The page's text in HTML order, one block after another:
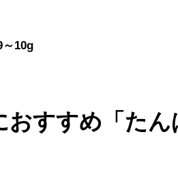
～10g
おすすめ「たん